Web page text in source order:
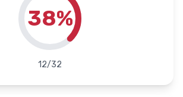
38%
12/32